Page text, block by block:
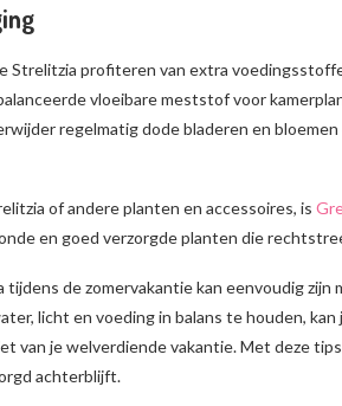
Strelitzia profiteren van extra
vloeibare meststof voor
regelmatig dode bladeren en
of andere planten en accessoires, is
en goed verzorgde planten die
de zomervakantie kan eenvoudig
licht en voeding in balans te houden,
van je welverdiende vakantie. Met deze
achterblijft.